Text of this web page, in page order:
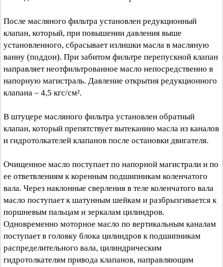
После масляного фильтра установлен редукционный
клапан, который, при повышении давления выше
установленного, сбрасывает излишки масла в масляную
ванну (поддон). При забитом фильтре перепускной клапан
направляет неотфильтрованное масло непосредственно в
напорную магистраль. Давление открытия редукционного
клапана – 4,5 кгс/см².
В штуцере масляного фильтра установлен обратный
клапан, который препятствует вытеканию масла из каналов
и гидротолкателей клапанов после остановки двигателя.
Очищенное масло поступает по напорной магистрали и по
ее ответвлениям к коренным подшипникам коленчатого
вала. Через наклонные сверления в теле коленчатого вала
масло поступает к шатунным шейкам и разбрызгивается к
поршневым пальцам и зеркалам цилиндров.
Одновременно моторное масло по вертикальным каналам
поступает в головку блока цилиндров к подшипникам
распределительного вала, цилиндрическим
гидротолкателям привода клапанов, направляющим